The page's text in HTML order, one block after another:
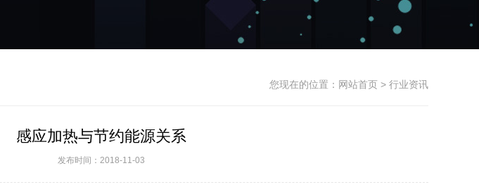
您现在的位置： 网站首页 > 行业资讯
感应加热与节约能源关系
发布时间：2018-11-03